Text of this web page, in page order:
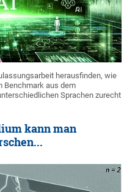
herausfinden, wie
Benchmark aus dem
Sprachen zurecht
kann man